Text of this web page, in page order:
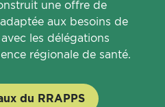
une offre de
aux besoins de
les délégations
régionale de santé.
du RRAPPS